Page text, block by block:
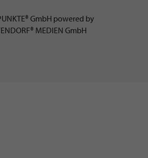
GmbH powered by
MEDIEN GmbH